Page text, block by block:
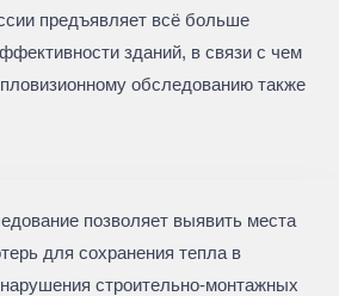
предъявляет всё больше
зданий, в связи с чем
обследованию также
позволяет выявить места
для сохранения тепла в
строительно-монтажных